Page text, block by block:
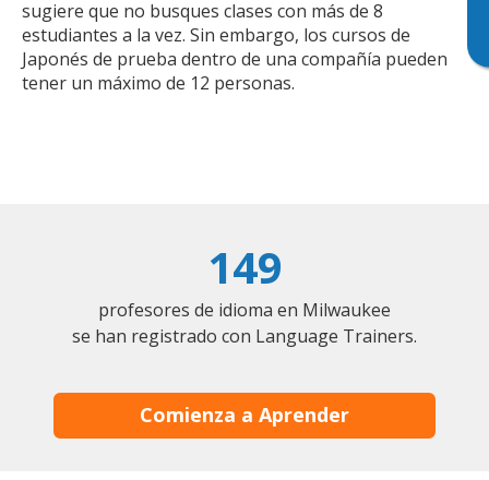
sugiere que no busques clases con más de 8
estudiantes a la vez. Sin embargo, los cursos de
Japonés de prueba dentro de una compañía pueden
tener un máximo de 12 personas.
149
profesores de idioma en Milwaukee
se han registrado con Language Trainers.
Comienza a Aprender